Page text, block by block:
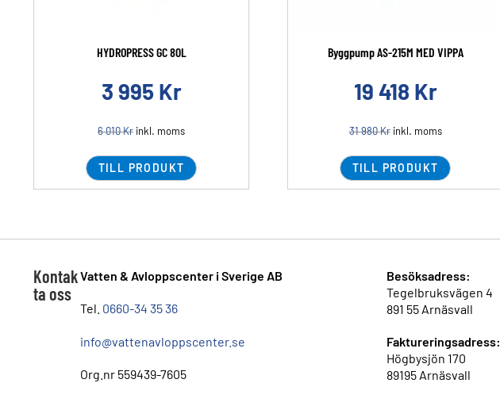
HYDROPRESS GC 80L
3 995 Kr
6 010Kr inkl. moms
TILL PRODUKT
Byggpump AS-215M MED VIPPA
19 418 Kr
31 980Krinkl. moms
TILL PRODUKT
Kontak
ta oss
Vatten & Avloppscenter i Sverige AB
Tel. 0660-34 35 36
info@vattenavloppscenter.se
Org.nr 559439-7605
Besöksadress:
Tegelbruksvägen 4
891 55 Arnäsvall
Faktureringsadress:
Högbysjön 170
89195 Arnäsvall